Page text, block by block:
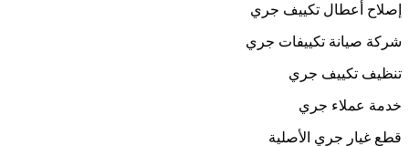
إصلاح أعطال تكييف جري
شركة صيانة تكييفات جري
تنظيف تكييف جري
خدمة عملاء جري
قطع غيار جري الأصلية